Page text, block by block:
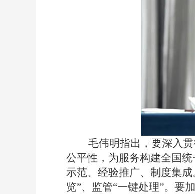
毛伟明指出 ， 要深入
公平性，为服务构建全国
示范、经验推广、制度集
览”、监管“一键处理”。 要